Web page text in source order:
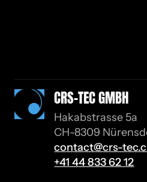
CRS-TEC GMBH
Hakabstrasse 5a
CH-8309
contact@crs-
+41 44 833 62 12